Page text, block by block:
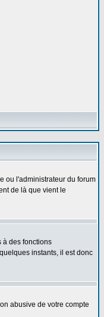
ou l'administrateur du forum
de là que vient le
à des fonctions
instants, il est donc
abusive de votre compte